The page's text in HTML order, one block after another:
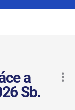
a
Sb.